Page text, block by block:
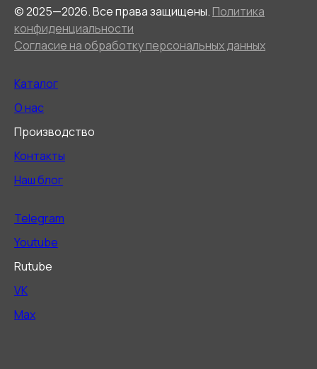
© 2025—2026. Все права защищены. Политика
конфиденциальности
Согласие на обработку персональных данных
Каталог
О нас
Производство
Контакты
Наш блог
Telegram
Youtube
Rutube
VK
Max